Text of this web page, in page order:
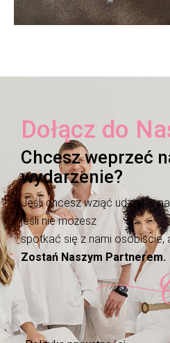
Dołącz do
Chcesz weprzeć
wydarzenie?
Jeśli chcesz wziąć udział w
jeśli nie możesz
spotkać się z nami osobiście,
Zostań Naszym Partnerem.